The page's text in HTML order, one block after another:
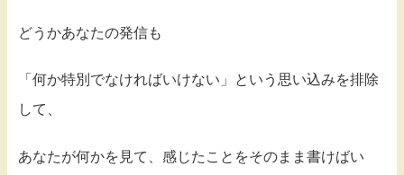
どうかあなたの発信も
「何か特別でなければいけない」という思い込みを排除
して、
あなたが何かを見て、感じたことをそのまま書けばい